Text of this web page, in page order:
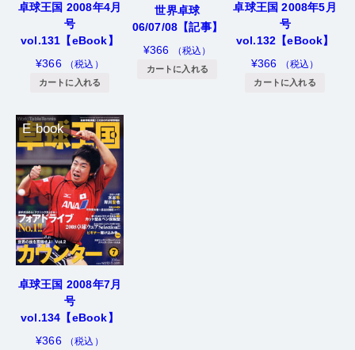
卓球王国 2008年4月
号
vol.131【eBook】
¥366 （税込）
カートに入れる
世界卓球
06/07/08【記事】
¥366 （税込）
カートに入れる
卓球王国 2008年5月
号
vol.132【eBook】
¥366 （税込）
カートに入れる
E book
卓球王国 2008年7月
号
vol.134【eBook】
¥366 （税込）